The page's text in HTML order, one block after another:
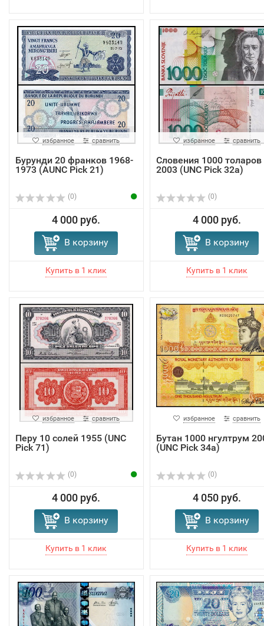
избранное сравнить
Бурунди 20 франков 1968-
1973 (AUNC Pick 21)
(0)
4 000 руб.
В корзину
избранное сравнить
Словения 1000 толаров
2003 (UNC Pick 32a)
(0)
4 000 руб.
В корзину
избранное сравнить
Перу 10 солей 1955 (UNC
Pick 71)
(0)
4 000 руб.
В корзину
избранное сравнить
Бутан 1000 нгултрум
(UNC Pick 34a)
(0)
4 050 руб.
В корзину